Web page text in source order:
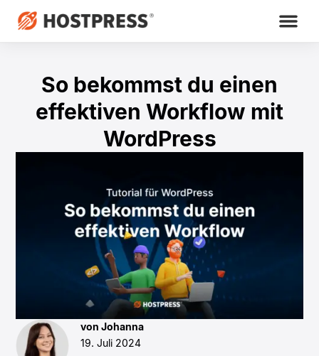
So bekommst du einen
effektiven Workflow mit
WordPress
von Johanna
19. Juli 2024